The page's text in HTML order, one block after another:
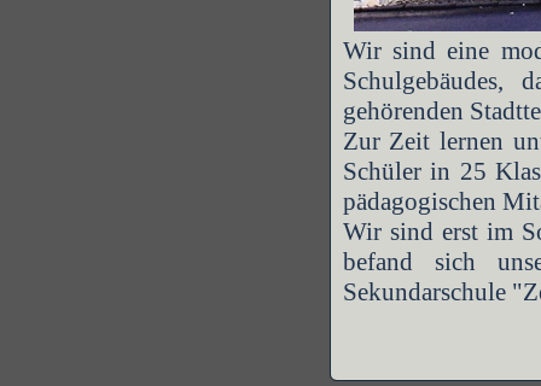
Wir sind eine
gehörenden
Zur Zeit lernen
Schüler in 25
pädagogischen
Wir sind erst im
befand sich
Sekundarschule